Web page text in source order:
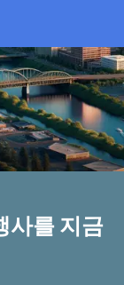
OF
사를 지금